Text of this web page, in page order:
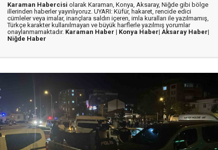
Karaman Habercisi olarak Karaman, Konya, Aksaray, Niğde gibi bölge
illerinden haberler yayınlıyoruz. UYARI: Küfür, hakaret, rencide edici
cümleler veya imalar, inançlara saldırı içeren, imla kuralları ile yazılmamış,
Türkçe karakter kullanılmayan ve büyük harflerle yazılmış yorumlar
onaylanmamaktadır. Karaman Haber | Konya Haber| Aksaray Haber|
Niğde Haber